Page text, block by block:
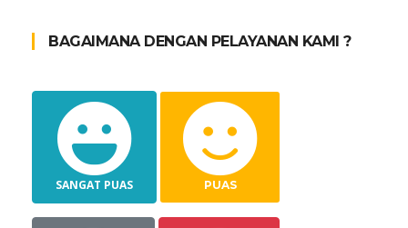
BAGAIMANA DENGAN PELAYANAN KAMI ?
SANGAT PUAS PUAS